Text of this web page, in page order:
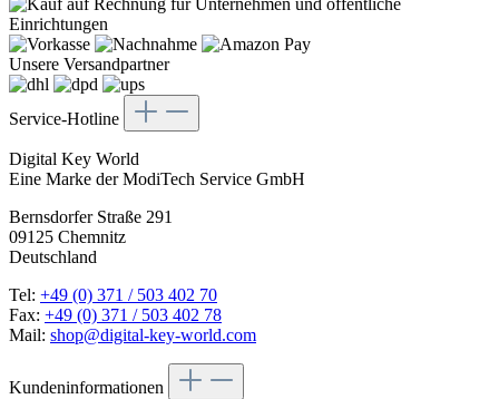
Unsere Versandpartner
Service-Hotline
Digital Key World
Eine Marke der ModiTech Service GmbH
Bernsdorfer Straße 291
09125 Chemnitz
Deutschland
Tel: +49 (0) 371 / 503 402 70
Fax: +49 (0) 371 / 503 402 78
Mail: shop@digital-key-world.com
Kundeninformationen